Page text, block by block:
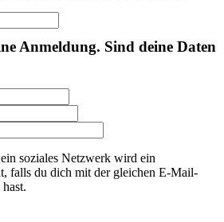
Anmeldung. Sind deine Daten
soziales Netzwerk wird ein
falls du dich mit der gleichen E-Mail-